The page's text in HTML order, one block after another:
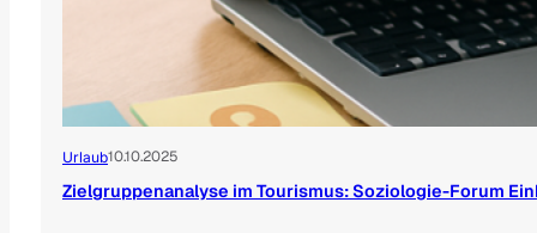
Urlaub10.10.2025
Zielgruppenanalyse im Tourismus: Soziologie-Forum